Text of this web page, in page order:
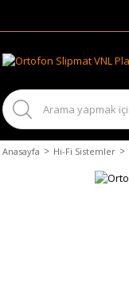
Anasayfa Hi-Fi Sistemler